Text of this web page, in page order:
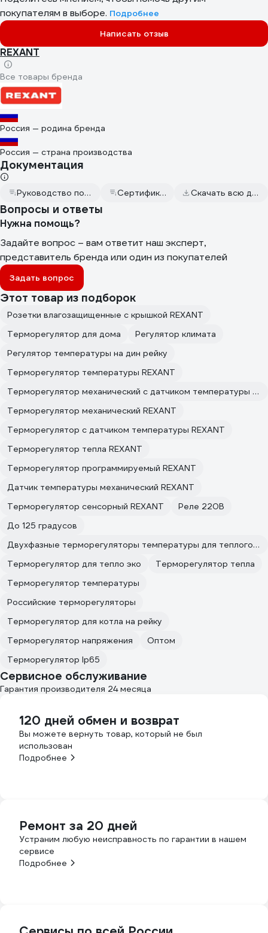
покупателям в выборе. Подробнее
Написать отзыв
REXANT
Все товары бренда
Россия — родина бренда
Россия — страна производства
Документация
Руководство по эксплуатации Сертификат дилера Скачать всю документацию
Вопросы и ответы
Нужна помощь?
Задайте вопрос – вам ответит наш эксперт,
представитель бренда или один из покупателей
Задать вопрос
Этот товар из подборок
Розетки влагозащищенные с крышкой REXANT
Терморегулятор для дома
Регулятор климата
Регулятор температуры на дин рейку
Терморегулятор температуры REXANT
Терморегулятор механический с датчиком температуры REXANT
Терморегулятор механический REXANT
Терморегулятор с датчиком температуры REXANT
Терморегулятор тепла REXANT
Терморегулятор программируемый REXANT
Датчик температуры механический REXANT
Терморегулятор сенсорный REXANT
Реле 220В
До 125 градусов
Двухфазные терморегуляторы температуры для теплого пола
Терморегулятор для тепло эко
Терморегулятор тепла
Терморегулятор температуры
Российские терморегуляторы
Терморегулятор для котла на рейку
Терморегулятор напряжения
Оптом
Терморегулятор Ip65
Сервисное обслуживание
Гарантия производителя 24 месяца
120 дней обмен и возврат
Вы можете вернуть товар, который не был
использован
Подробнее
Ремонт за 20 дней
Устраним любую неисправность по гарантии в нашем
сервисе
Подробнее